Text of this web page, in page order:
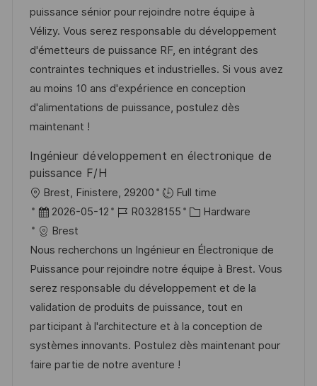
u
n
g
u
m
d
e
r
V
e
ö
e
n
u
-
D
e
g
o
r
i
e
puissance sénior pour rejoindre notre équipe à
Vélizy. Vous serez responsable du développement
d'émetteurs de puissance RF, en intégrant des
contraintes techniques et industrielles. Si vous avez
au moins 10 ans d'expérience en conception
d'alimentations de puissance, postulez dès
maintenant !
Ingénieur développement en électronique de
puissance F/H
O
r
t
Brest, Finistere, 29200
Full time
D
a
t
u
m
d
e
r
V
2026-05-12
J
b
-
I
D
R0328155
K
t
e
g
o
r
i
Hardware
Brest
Nous recherchons un Ingénieur en Électronique de
Puissance pour rejoindre notre équipe à Brest. Vous
serez responsable du développement et de la
validation de produits de puissance, tout en
participant à l'architecture et à la conception de
systèmes innovants. Postulez dès maintenant pour
faire partie de notre aventure !